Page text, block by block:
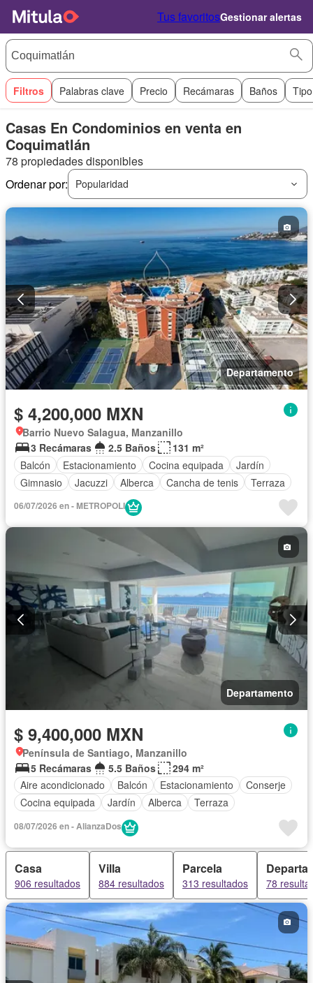
Tus favoritosGestionar alertas
Filtros Palabras clave Precio Recámaras Baños
Casas En Condominios en venta en
Coquimatlán
78 propiedades disponibles
Ordenar por:
Popularidad
Departamento
$ 4,200,000 MXN
Barrio Nuevo Salagua, Manzanillo
3 Recámaras
2.5 Baños
131 m²
Balcón
Estacionamiento Cocina equipada
Jardín
Gimnasio
Jacuzzi Alberca Cancha de tenis Terraza
06/07/2026 en - METROPOLI
Departamento
$ 9,400,000 MXN
Península de Santiago, Manzanillo
5 Recámaras
5.5 Baños
294 m²
Aire acondicionado
Balcón Estacionamiento
Conserje
Cocina equipada
Jardín Alberca Terraza
08/07/2026 en - AlianzaDos
Casa
906 resultados
Villa
884 resultados
Parcela
313 resultados 78